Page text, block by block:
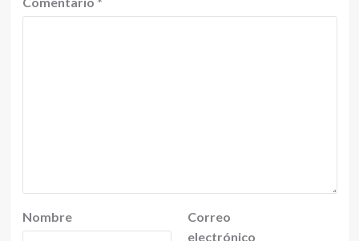
Nombre
Correo
electrónico